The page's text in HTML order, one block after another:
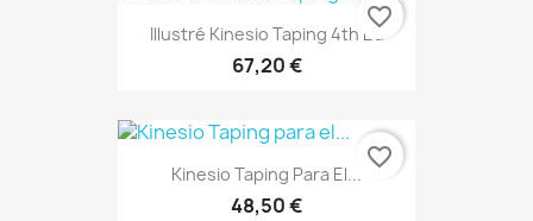
Illustré Kinesio Taping 4th Ed
67,20 €
favorite_border
Kinesio Taping Para El...
48,50 €
favorite_border